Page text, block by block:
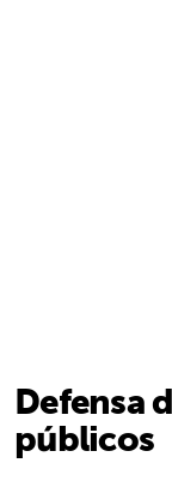
Defensa
públicos